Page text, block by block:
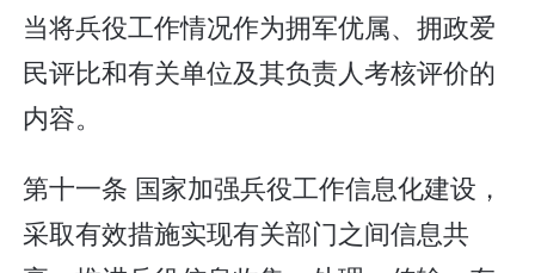
当将兵役工作情况作为拥军优属、拥政爱
民评比和有关单位及其负责人考核评价的
内容。
第十一条 国家加强兵役工作信息化建设，
采取有效措施实现有关部门之间信息共